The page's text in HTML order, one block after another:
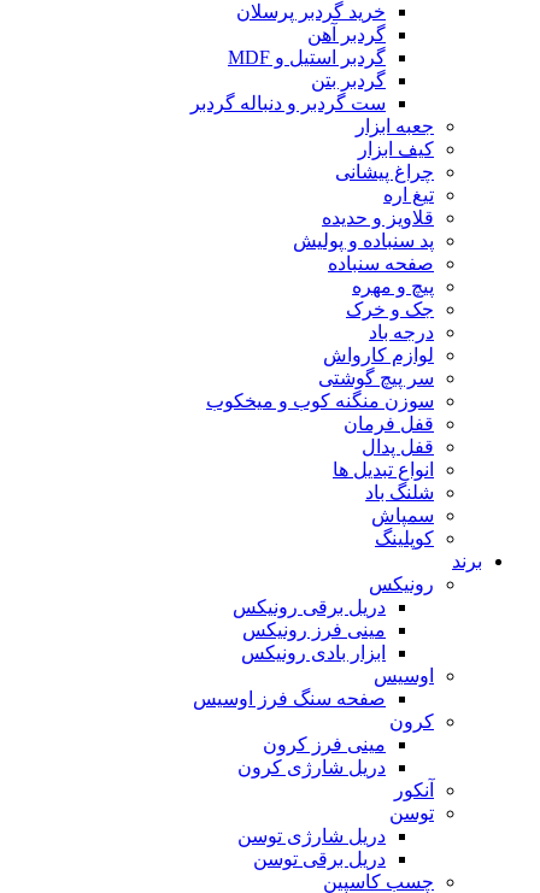
خرید گردبر پرسلان
گردبر آهن
گردبر استیل و MDF
گردبر بتن
ست گردبر و دنباله گردبر
جعبه ابزار
کیف ابزار
چراغ پیشانی
تیغ اره
قلاویز و حدیده
پد سنباده و پولیش
صفحه سنباده
پیچ و مهره
جک و خرک
درجه باد
لوازم کارواش
سر پیچ گوشتی
سوزن منگنه کوب و میخکوب
قفل فرمان
قفل پدال
انواع تبدیل ها
شلنگ باد
سمپاش
کوپلینگ
برند
رونیکس
دریل برقی رونیکس
مینی فرز رونیکس
ابزار بادی رونیکس
اوسیس
صفحه سنگ فرز اوسیس
کرون
مینی فرز کرون
دریل شارژی کرون
آنکور
توسن
دریل شارژی توسن
دریل برقی توسن
چسب کاسپین